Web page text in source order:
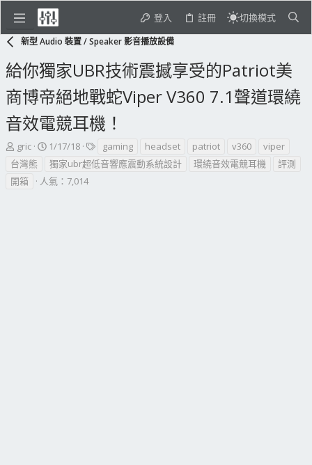
登入 註冊 切換模式
新型 Audio 裝置 / Speaker 影音播放設備
給你獨家UBR技術震撼享受的Patriot美
商博帝絕地戰蛇Viper V360 7.1聲道環繞
音效電競耳機！
主
題
發
起
gric
開
始
日
期
1/17/18
標
籤
gaming headset patriot v360
viper
台灣熊
獨家ubr超低音響應震動系統設計 環繞音效電競耳機
評測
開箱
人氣：7,014